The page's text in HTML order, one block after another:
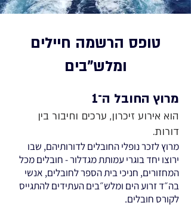
טופס הרשמה חיילים
ומלש"בים
מרוץ החובל ה־1
הוא אירוע זיכרון, ערכים וחיבור בין
דורות.
מרוץ לזכר נופלי החובלים לדורותיהם, שבו
ירוצו יחד בוגרי עמותת מגדלור - חובלים מכל
המחזורים, חניכי בית הספר לחובלים, אנשי
בה״ד זרוע הים ומלש״בים העתידים להתגייס
לקורס חובלים.